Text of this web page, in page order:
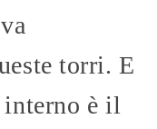
torri. E
è il